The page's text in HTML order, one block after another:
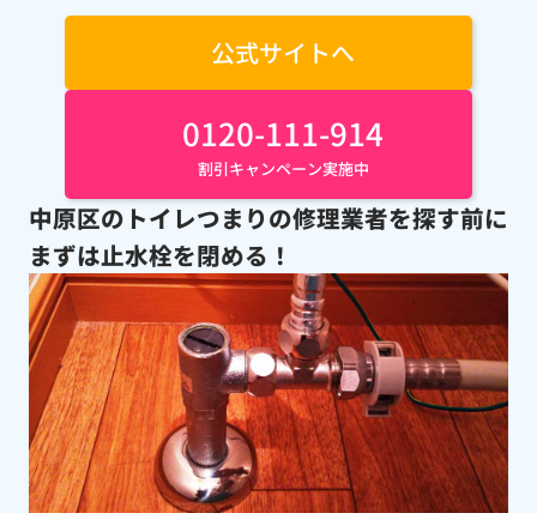
公式サイトへ
0120-111-914
割引キャンペーン実施中
中原区のトイレつまりの修理業者を探す前に
まずは止水栓を閉める！